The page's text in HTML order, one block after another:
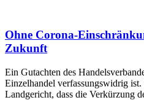
Ohne Corona-
Zukunft
Ein Gutachten des
Einzelhandel verfassungswidrig
Landgericht, dass die Verkürzung